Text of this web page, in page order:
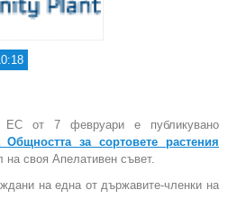
от 7 февруари е публикувано
за сортовете растения
на своя Апелативен съвет.
на една от държавите-членки на